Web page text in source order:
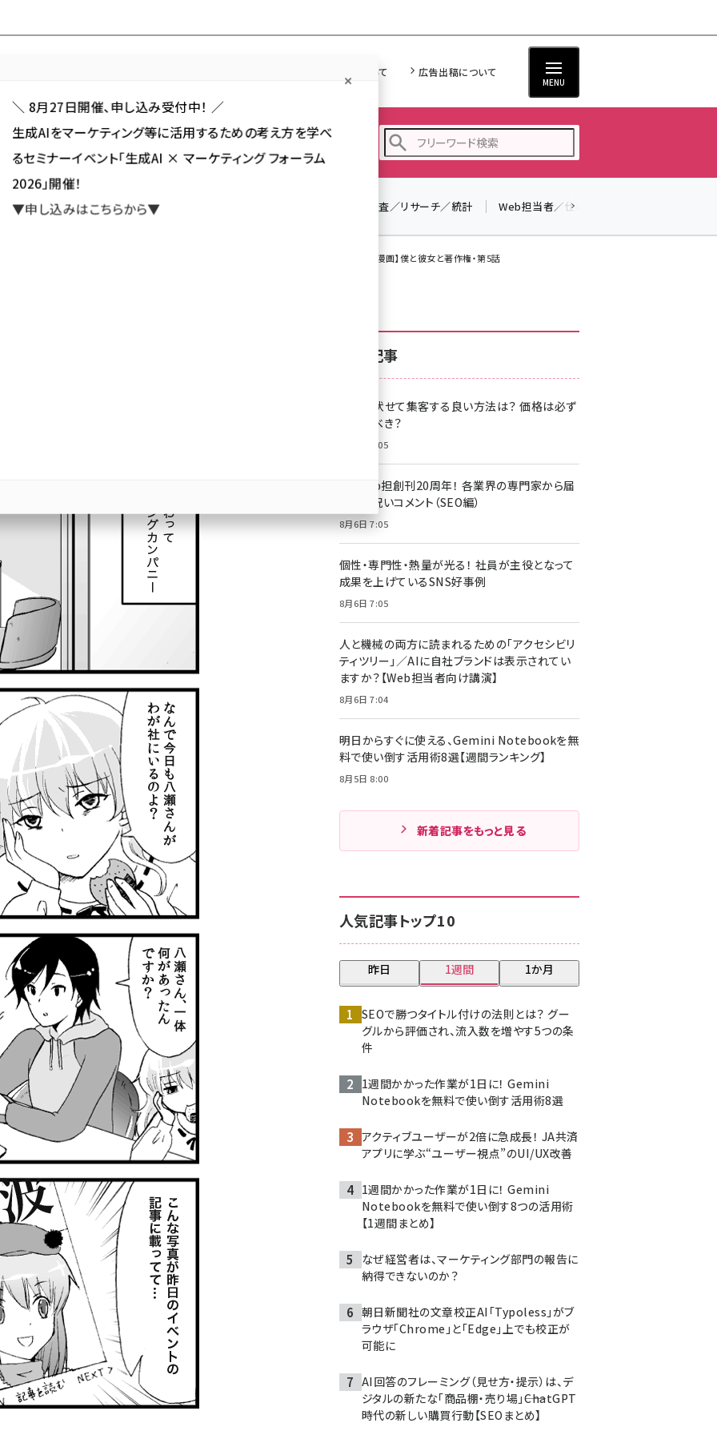
Web担について 広告出稿について
MENU
カテゴリ／種別 から探す セミナー／イベント から探す
ai (2804)
z世代 (1622)
meo (1275)
アクセス解析／データ分析 調査／リサーチ／統計 Web担当者／仕事
肖像権とは／写った人の承諾なく撮った写真は肖像権侵害になるの？／【漫画】僕と彼女と著作権・第5話
新着記事
価格を伏せて集客する良い方法は？ 価格は必ず
記載すべき？
8月6日 7:05
祝・Web担創刊20周年！ 各業界の専門家から届
いたお祝いコメント（SEO編）
8月6日 7:05
個性・専門性・熱量が光る！ 社員が主役となって
成果を上げているSNS好事例
8月6日 7:05
人と機械の両方に読まれるための「アクセシビリ
ティツリー」／AIに自社ブランドは表示されてい
ますか？【Web担当者向け講演】
8月6日 7:04
明日からすぐに使える、Gemini Notebookを無
料で使い倒す活用術8選【週間ランキング】
8月5日 8:00
新着記事をもっと見る
人気記事トップ10
昨日 1週間 1か月
SEOで勝つタイトル付けの法則とは？ グー
グルから評価され、流入数を増やす5つの条
件
1週間かかった作業が1日に！ Gemini
Notebookを無料で使い倒す活用術8選
アクティブユーザーが2倍に急成長！ JA共済
アプリに学ぶ“ユーザー視点”のUI/UX改善
1週間かかった作業が1日に！ Gemini
Notebookを無料で使い倒す8つの活用術
【1週間まとめ】
なぜ経営者は、マーケティング部門の報告に
納得できないのか？
朝日新聞社の文章校正AI「Typoless」がブ
ラウザ「Chrome」と「Edge」上でも校正が
可能に
AI回答のフレーミング（見せ方・提示）は、デ
ジタルの新たな「商品棚・売り場」――ChatGPT
時代の新しい購買行動【SEOまとめ】
＼ 8月27日開催、申し込み受付中！ ／
生成AIをマーケティング等に活用するための考え方を学べ
るセミナーイベント「生成AI × マーケティング フォーラム
2026」開催！
▼申し込みはこちらから▼